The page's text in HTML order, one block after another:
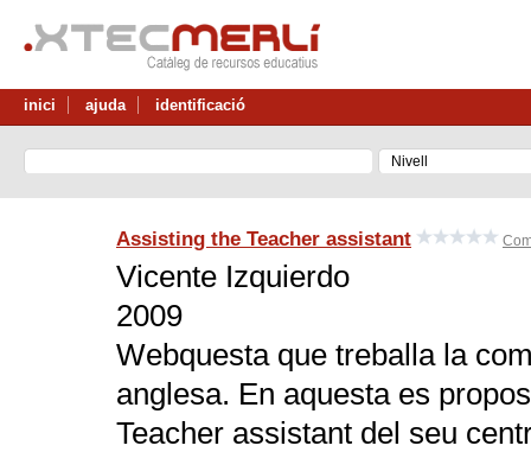
inici ajuda identificació
Assisting the Teacher assistant
Vicente Izquierdo
2009
Webquesta que treballa la
anglesa. En aquesta es
Teacher assistant del seu